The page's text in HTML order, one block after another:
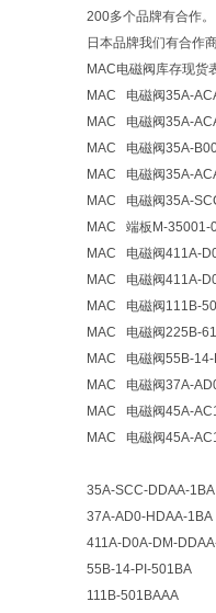
200多个品牌有合作。
日本品牌我们有合作
MAC电磁阀库存现货
MAC
电磁阀35A-
MAC
电磁阀35A-
MAC
电磁阀35A-
MAC
电磁阀35A-
MAC
电磁阀35A-
MAC
端板 M-35001-
MAC
电磁阀411A-
MAC
电磁阀411A-
MAC
电磁阀 111B-
MAC
电磁阀225B-
MAC
电磁阀55B-
MAC
电磁阀37A-
MAC
电磁阀45A-
MAC
电磁阀45A-
35A-SCC-DDAA-1BA
37A-AD0-HDAA-1BA
411A-D0A-DM-
55B-14-PI-501BA
111B-501BAAA